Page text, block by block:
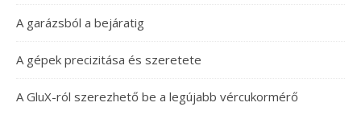
A garázsból a bejáratig
A gépek precizitása és szeretete
A GluX-ról szerezhető be a legújabb vércukormérő